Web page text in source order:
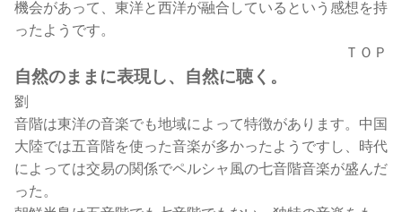
機会があって、東洋と西洋が融合しているという感想を持
ったようです。
ＴＯＰ
自然のままに表現し、自然に聴く。
劉
音階は東洋の音楽でも地域によって特徴があります。中国
大陸では五音階を使った音楽が多かったようですし、時代
によっては交易の関係でペルシャ風の七音階音楽が盛んだ
った。